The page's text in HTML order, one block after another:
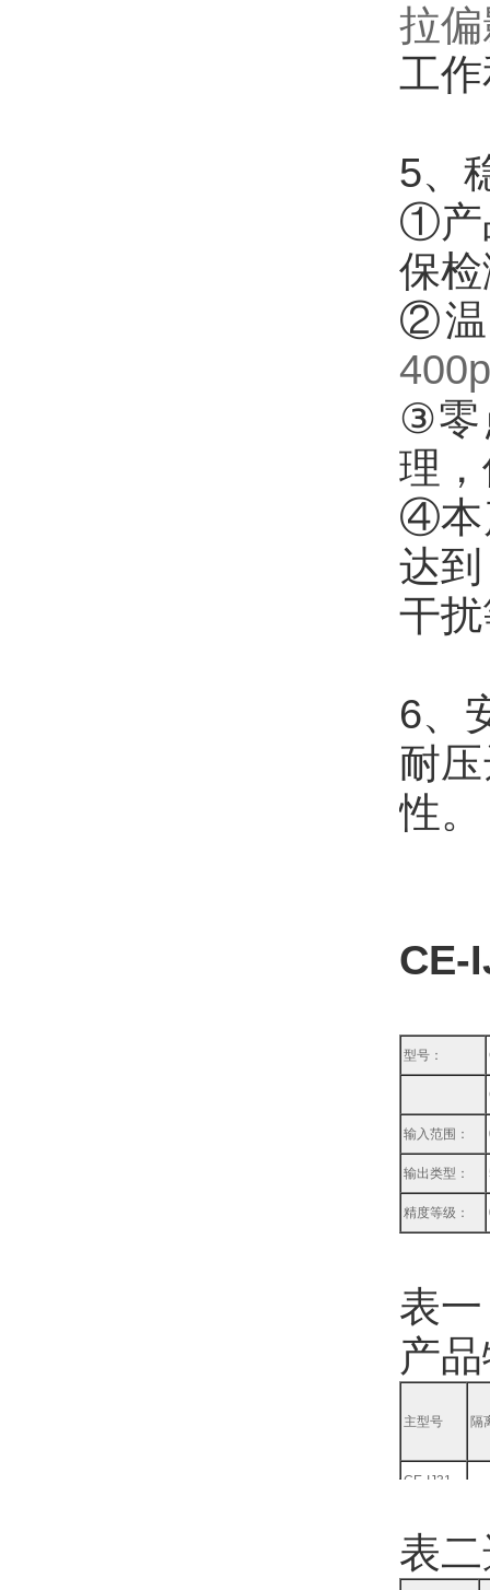
拉
工
5、
①产
保
②温
③零
理
④本
达
干
6、
耐
性。
CE-
型号：
输入范围：
输出类型：
精度等级：
表一
产
主型号 隔
CE-IJ31
表